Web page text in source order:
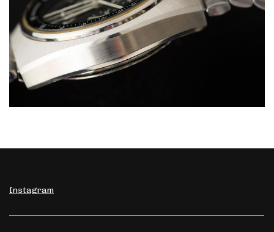
Instagram